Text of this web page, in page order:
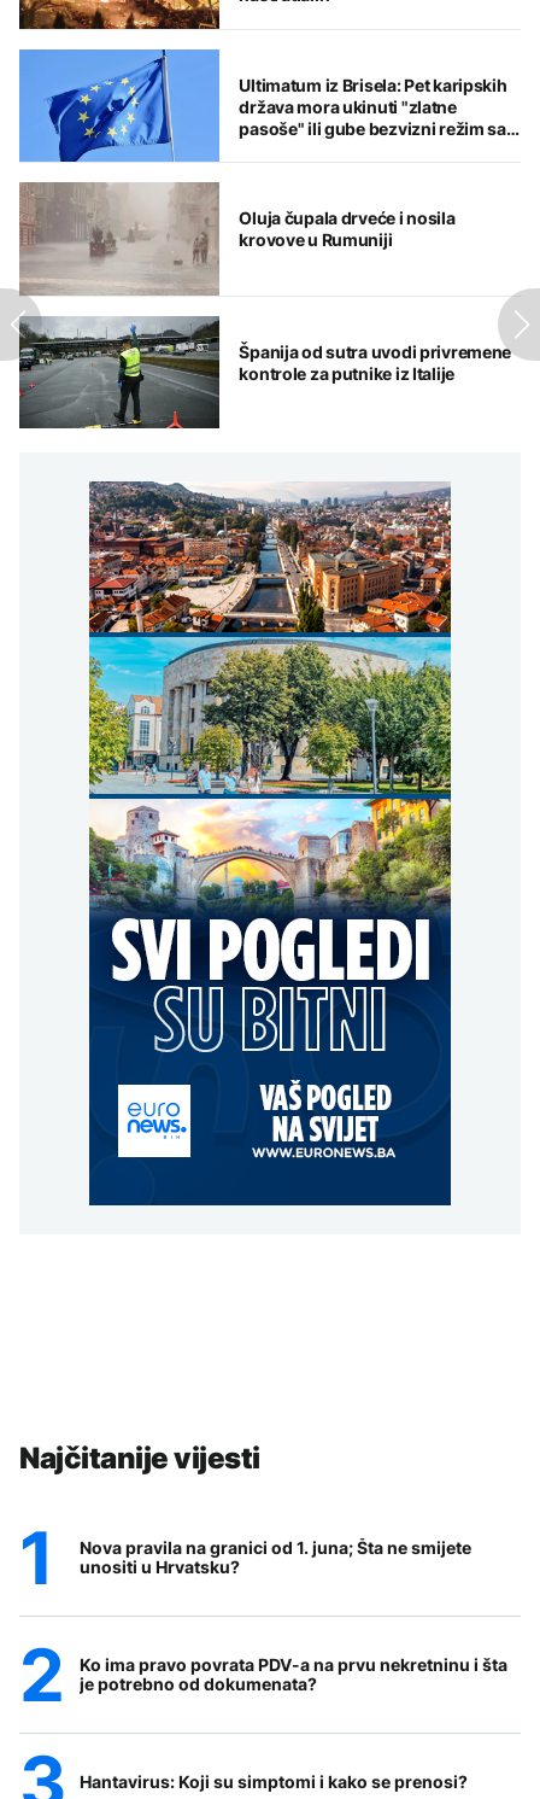
Ultimatum iz Brisela: Pet karipskih
država mora ukinuti "zlatne
pasoše" ili gube bezvizni režim sa
Oluja čupala drveće i nosila
krovove u Rumuniji
Španija od sutra uvodi privremene
kontrole za putnike iz Italije
Najčitanije vijesti
Nova pravila na granici od 1. juna; Šta ne smijete
unositi u Hrvatsku?
Ko ima pravo povrata PDV-a na prvu nekretninu i šta
je potrebno od dokumenata?
Hantavirus: Koji su simptomi i kako se prenosi?